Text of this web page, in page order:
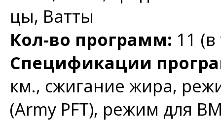
цы, Ватты
Кол-во программ: 11
Спецификации
км., сжигание жира,
(Аrmy PFT), режим для